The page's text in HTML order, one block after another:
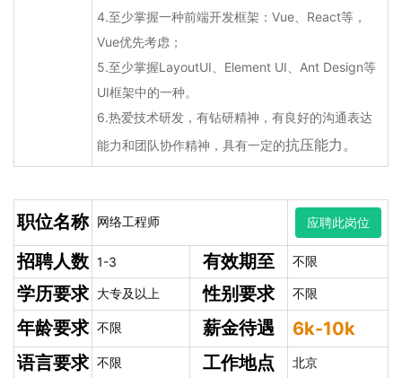
4.至少掌握一种前端开发框架：Vue、React等，
Vue优先考虑；
5.至少掌握LayoutUI、Element UI、Ant Design等
UI框架中的一种。
6.热爱技术研发，有钻研精神，有良好的沟通表达
能力和团队协作精神，具有一定的抗压能力。
职位名称 网络工程师 应聘此岗位
招聘人数 1-3 有效期至 不限
学历要求 大专及以上 性别要求 不限
年龄要求 不限 薪金待遇
6k-10k
语言要求 不限 工作地点 北京